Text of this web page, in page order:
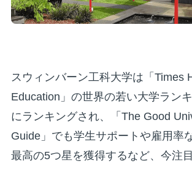
スウィンバーン工科大学は「Times
Education」の世界の若い大学ラン
にランキングされ、「The Good
Guide」でも学生サポートや雇用率
最高の5つ星を獲得するなど、今注